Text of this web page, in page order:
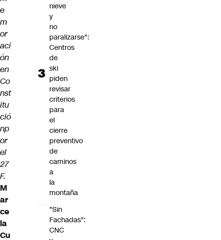
e
m
or
aci
ón
en
Co
nst
itu
ció
np
or
el
27
F.
M
ar
ce
la
Cu
nieve
y
no
paralizarse":
Centros
de
ski
piden
revisar
criterios
para
el
cierre
preventivo
de
caminos
a
la
montaña
"Sin
Fachadas":
CNC